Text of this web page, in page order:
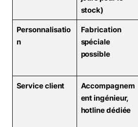
stock)
Personnalisatio
n
Fabrication
spéciale
possible
Service client
Accompagnem
ent ingénieur,
hotline dédiée